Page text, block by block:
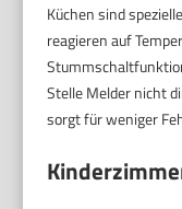
Küchen sind
reagieren auf
Stelle Melder nicht
sorgt für weniger